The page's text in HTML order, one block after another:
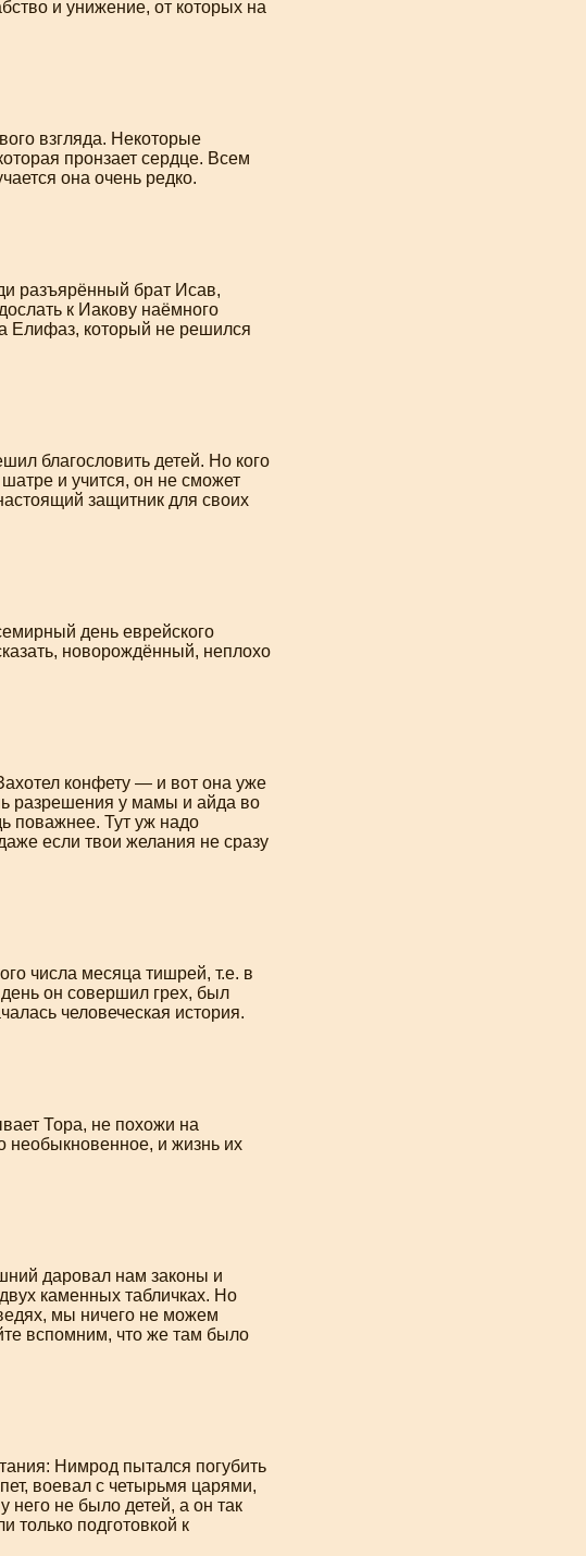
и унижение, от которых на
взгляда. Некоторые
пронзает сердце. Всем
она очень редко.
разъярённый брат Исав,
к Иакову наёмного
Елифаз, который не решился
благословить детей. Но кого
и учится, он не сможет
защитник для своих
день еврейского
новорождённый, неплохо
конфету — и вот она уже
разрешения у мамы и айда во
поважнее. Тут уж надо
если твои желания не сразу
числа месяца тишрей, т.е. в
он совершил грех, был
человеческая история.
Тора, не похожи на
необыкновенное, и жизнь их
даровал нам законы и
каменных табличках. Но
мы ничего не можем
вспомним, что же там было
Нимрод пытался погубить
воевал с четырьмя царями,
него не было детей, а он так
только подготовкой к